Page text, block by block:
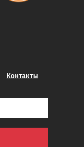
Контакты